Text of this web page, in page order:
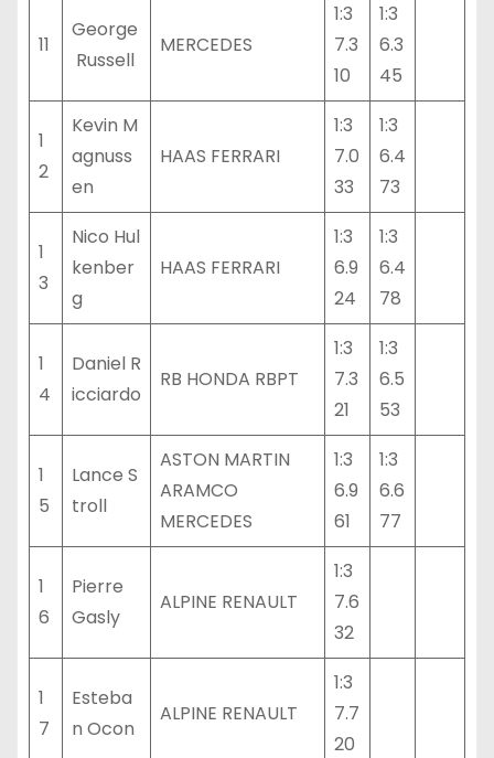
11
George
Russell
MERCEDES
1:3
7.3
10
1:3
6.3
45
1
2
Kevin M
agnuss
en
HAAS FERRARI
1:3
7.0
33
1:3
6.4
73
1
3
Nico Hul
kenber
g
HAAS FERRARI
1:3
6.9
24
1:3
6.4
78
1
4
Daniel R
icciardo
RB HONDA RBPT
1:3
7.3
21
1:3
6.5
53
1
5
Lance S
troll
ASTON MARTIN
ARAMCO
MERCEDES
1:3
6.9
61
1:3
6.6
77
1
6
Pierre
Gasly
ALPINE RENAULT
1:3
7.6
32
1
7
Esteba
n Ocon
ALPINE RENAULT
1:3
7.7
20